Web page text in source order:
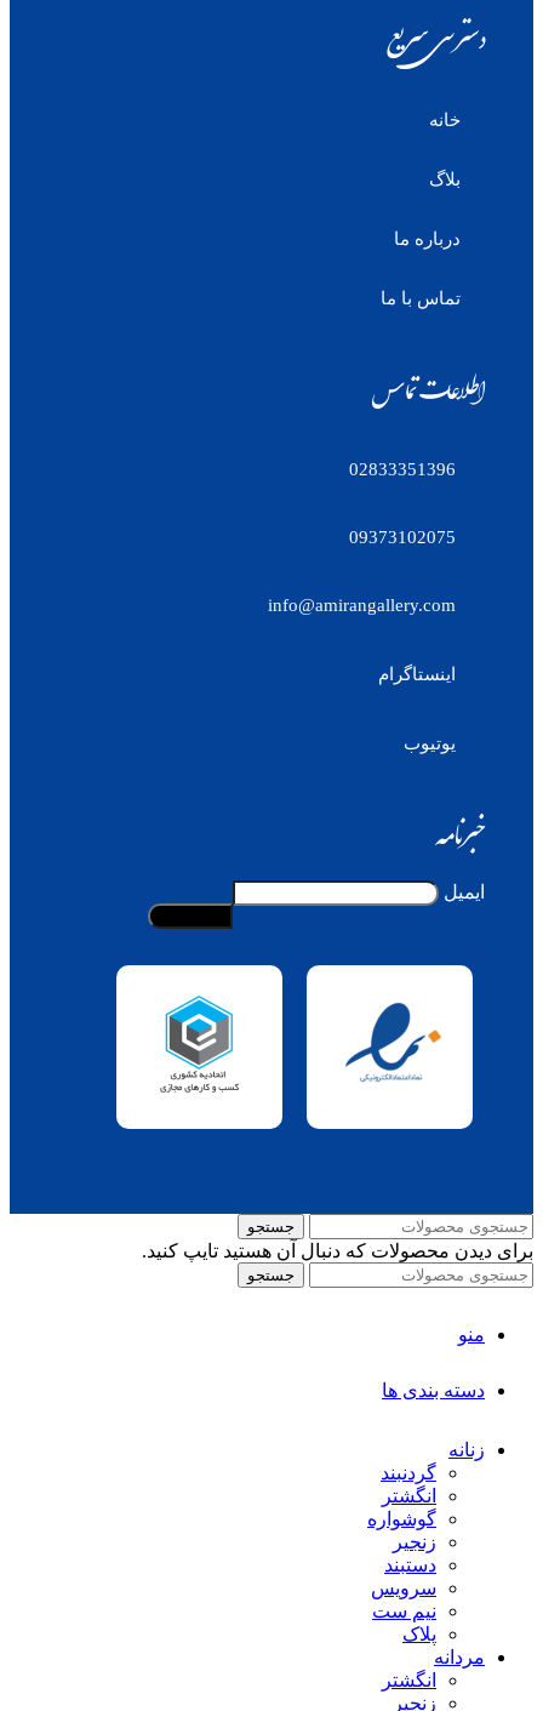
دسترسی سریع
خانه
بلاگ
درباره ما
تماس با ما
اطلاعات تماس
02833351396
09373102075
info@amirangallery.com
اینستاگرام
یوتیوب
خبرنامه
ایمیل
جستجو
برای دیدن محصولات که دنبال آن هستید تایپ کنید.
جستجو
منو
دسته بندی ها
زنانه
گردنبند
انگشتر
گوشواره
زنجیر
دستبند
سرویس
نیم ست
پلاک
مردانه
انگشتر
زنجیر